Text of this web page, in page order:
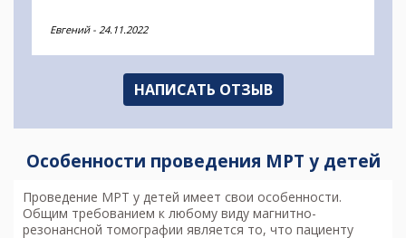
Евгений - 24.11.2022
НАПИСАТЬ ОТЗЫВ
Особенности проведения МРТ у детей
Проведение МРТ у детей имеет свои особенности.
Общим требованием к любому виду магнитно-
резонансной томографии является то, что пациенту